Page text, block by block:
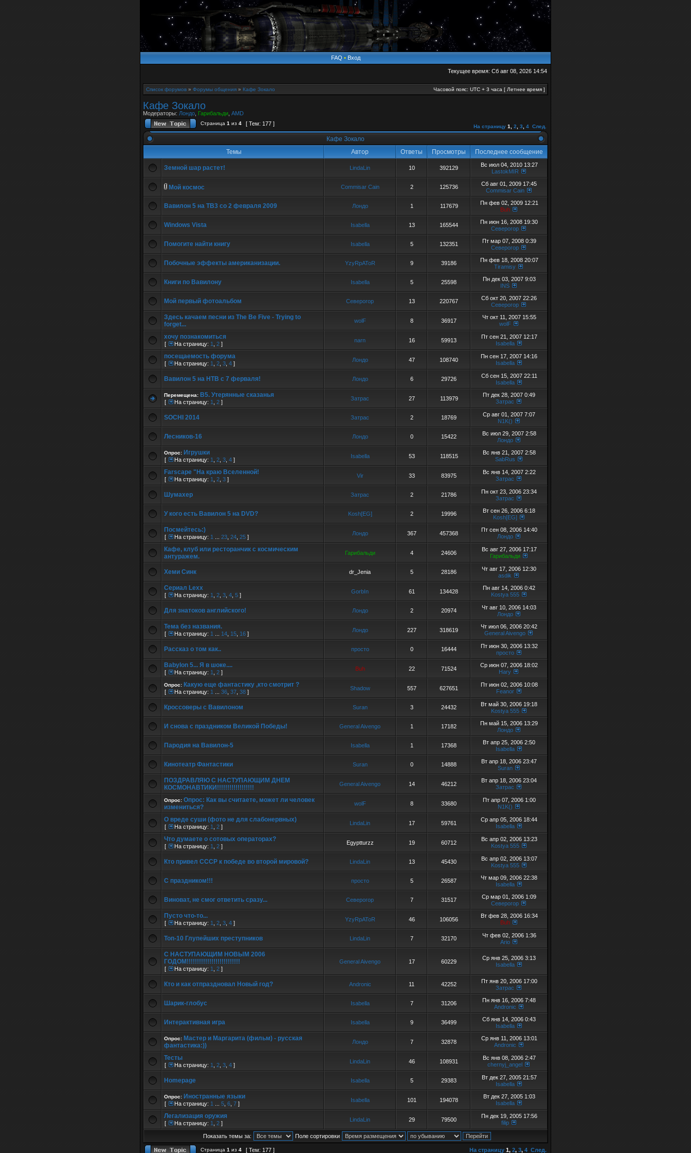
FAQ • Вход
Текущее время: Сб авг 08, 2026 14:54
Список форумов » Форумы общения » Кафе Зокало Часовой пояс: UTC + 3 часа [ Летнее время ]
Кафе Зокало
Модераторы: Лондо Гарибальди AMD
Страница 1 из 4 [ Тем: 177 ] На страницу 1 2 3 4 След.
Кафе Зокало
Темы
Автор Ответы Просмотры Последнее сообщение
Земной шар растет! LindaLin 10 392129
Вс июл 04, 2010 13:27
LastokMIR
Мой космос Commisar Cain 2 125736
Сб авг 01, 2009 17:45
Commisar Cain
Вавилон 5 на ТВ3 со 2 февраля 2009 Лондо 1 117679
Пн фев 02, 2009 12:21
Buh
Windows Vista Isabella 13 165544
Пн июн 16, 2008 19:30
Северогор
Помогите найти книгу Isabella 5 132351
Пт мар 07, 2008 0:39
Северогор
Побочные эффекты американизации. YzyRpAToR 9 39186
Пн фев 18, 2008 20:07
Tiramisy
Книги по Вавилону Isabella 5 25598
Пн дек 03, 2007 9:03
INS
Мой первый фотоальбом Северогор 13 220767
Сб окт 20, 2007 22:26
Северогор
Здесь качаем песни из The Be Five - Trying to
forget...
wolF 8 36917
Чт окт 11, 2007 15:55
wolF
хочу познакомиться
[ На страницу: 1 2 ]
narn 16 59913
Пт сен 21, 2007 12:17
Isabella
посещаемость форума
[ На страницу: 1 2 3 4 ]
Лондо 47 108740
Пн сен 17, 2007 14:16
Isabella
Вавилон 5 на НТВ с 7 ферваля! Лондо 6 29726
Сб сен 15, 2007 22:11
Isabella
Перемещена: В5. Утерянные сказанья
[ На страницу: 1 2 ]
Затрас 27 113979
Пт дек 28, 2007 0:49
Затрас
SOCHI 2014 Затрас 2 18769
Ср авг 01, 2007 7:07
N1K()
Лесников-16 Лондо 0 15422
Вс июл 29, 2007 2:58
Лондо
Опрос: Игрушки
[ На страницу: 1 2 3 4 ]
Isabella 53 118515
Вс янв 21, 2007 2:58
SabRus
Farscape "На краю Вселенной!
[ На страницу: 1 2 3 ]
Vir 33 83975
Вс янв 14, 2007 2:22
Затрас
Шумахер Затрас 2 21786
Пн окт 23, 2006 23:34
Затрас
У кого есть Вавилон 5 на DVD? Kosh[EG] 2 19996
Вт сен 26, 2006 6:18
Kosh[EG]
Посмейтесь:)
[ На страницу: 1 23 24 25 ]
Лондо 367 457368
Пт сен 08, 2006 14:40
Лондо
Кафе, клуб или ресторанчик с космическим
антуражем.
Гарибальди 4 24606
Вс авг 27, 2006 17:17
Гарибальди
Хеми Синк dr_Jenia 5 28186
Чт авг 17, 2006 12:30
asdik
Сериал Lexx
[ На страницу: 1 2 3 4 5 ]
GorbIn 61 134428
Пн авг 14, 2006 0:42
Kostya 555
Для знатоков английского! Лондо 2 20974
Чт авг 10, 2006 14:03
Лондо
Тема без названия.
[ На страницу: 1 14 15 16 ]
Лондо 227 318619
Чт июл 06, 2006 20:42
General Aivengo
Рассказ о том как.. просто 0 16444
Пт июн 30, 2006 13:32
просто
Babylon 5... Я в шоке....
[ На страницу: 1 2 ]
Buh 22 71524
Ср июн 07, 2006 18:02
Hary
Опрос: Какую еще фантастику ,кто смотрит ?
[ На страницу: 1 36 37 38 ]
Shadow 557 627651
Пт июн 02, 2006 10:08
Feanor
Кроссоверы с Вавилоном Suran 3 24432
Вт май 30, 2006 19:18
Kostya 555
И снова с праздником Великой Победы! General Aivengo 1 17182
Пн май 15, 2006 13:29
Лондо
Пародия на Вавилон-5 Isabella 1 17368
Вт апр 25, 2006 2:50
Isabella
Кинотеатр Фантастики Suran 0 14888
Вт апр 18, 2006 23:47
Suran
ПОЗДРАВЛЯЮ С НАСТУПАЮЩИМ ДНЕМ
КОСМОНАВТИКИ!!!!!!!!!!!!!!!!!!
General Aivengo 14 46212
Вт апр 18, 2006 23:04
Затрас
Опрос: Опрос: Как вы считаете, может ли человек
измениться?
wolF 8 33680
Пт апр 07, 2006 1:00
N1K()
О вреде суши (фото не для слабонервных)
[ На страницу: 1 2 ]
LindaLin 17 59761
Ср апр 05, 2006 18:44
Isabella
Что думаете о сотовых операторах?
[ На страницу: 1 2 ]
Egyptturzz 19 60712
Вс апр 02, 2006 13:23
Kostya 555
Кто привел СССР к победе во второй мировой? LindaLin 13 45430
Вс апр 02, 2006 13:07
Kostya 555
С праздником!!! просто 5 26587
Чт мар 09, 2006 22:38
Isabella
Виноват, не смог ответить сразу... Северогор 7 31517
Ср мар 01, 2006 1:09
Северогор
Пусто что-то...
[ На страницу: 1 2 3 4 ]
YzyRpAToR 46 106056
Вт фев 28, 2006 16:34
Buh
Топ-10 Глупейших преступников LindaLin 7 32170
Чт фев 02, 2006 1:36
Ario
С НАСТУПАЮЩИМ НОВЫМ 2006
ГОДОМ!!!!!!!!!!!!!!!!!!!!!!!!!!
[ На страницу: 1 2 ]
General Aivengo 17 60229
Ср янв 25, 2006 3:13
Isabella
Кто и как отпраздновал Новый год? Andronic 11 42252
Пт янв 20, 2006 17:00
Затрас
Шарик-глобус Isabella 7 31206
Пн янв 16, 2006 7:48
Andronic
Интерактивная игра Isabella 9 36499
Сб янв 14, 2006 0:43
Isabella
Опрос: Мастер и Маргарита (фильм) - русская
фантастика:))
Лондо 7 32878
Ср янв 11, 2006 13:01
Andronic
Тесты
[ На страницу: 1 2 3 4 ]
LindaLin 46 108931
Вс янв 08, 2006 2:47
chernyj_angel
Homepage Isabella 5 29383
Вт дек 27, 2005 21:57
Isabella
Опрос: Иностранные языки
[ На страницу: 1 5 6 7 ]
Isabella 101 194078
Вт дек 27, 2005 1:03
Isabella
Легализация оружия
[ На страницу: 1 2 ]
LindaLin 29 79500
Пн дек 19, 2005 17:56
filip
Показать темы за: Поле сортировки
Страница 1 из 4 [ Тем: 177 ] На страницу 1, 2, 3, 4 След.